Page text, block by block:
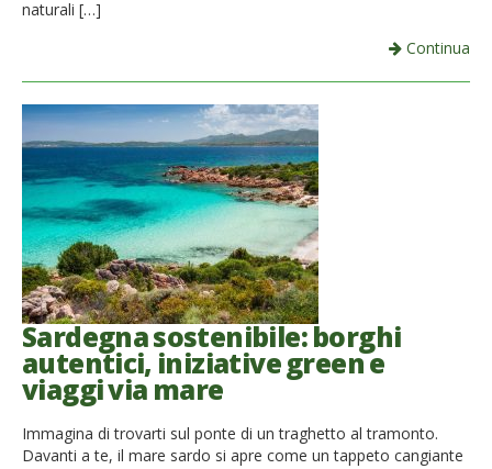
naturali […]
Continua
Sardegna sostenibile: borghi
autentici, iniziative green e
viaggi via mare
Immagina di trovarti sul ponte di un traghetto al tramonto.
Davanti a te, il mare sardo si apre come un tappeto cangiante